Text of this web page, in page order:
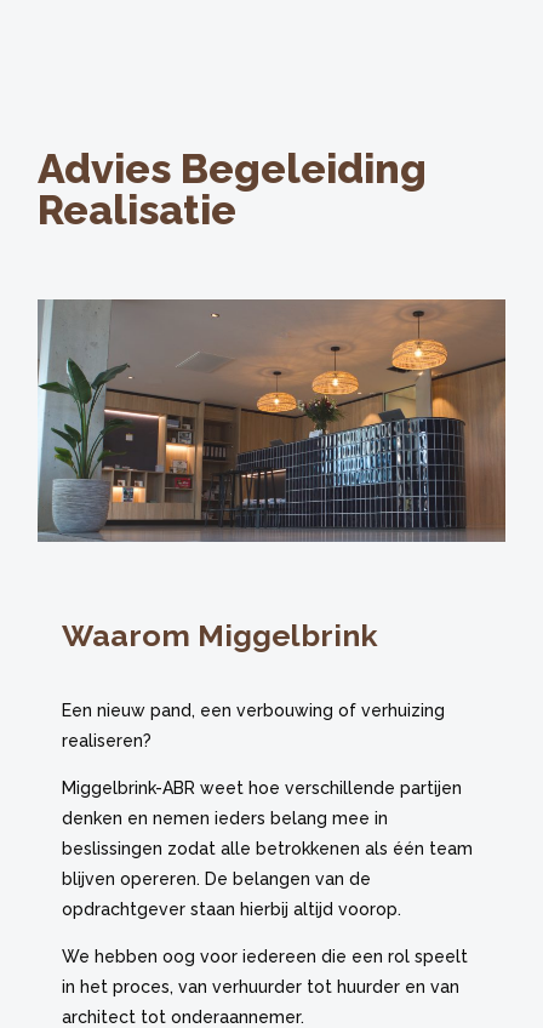
Advies Begeleiding
Realisatie
Waarom Miggelbrink
Een nieuw pand, een verbouwing of verhuizing
realiseren?
Miggelbrink-ABR weet hoe verschillende partijen
denken en nemen ieders belang mee in
beslissingen zodat alle betrokkenen als één team
blijven opereren. De belangen van de
opdrachtgever staan hierbij altijd voorop.
We hebben oog voor iedereen die een rol speelt
in het proces, van verhuurder tot huurder en van
architect tot onderaannemer.